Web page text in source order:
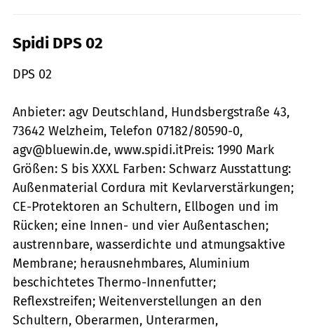
Spidi DPS 02
DPS 02
Anbieter: agv Deutschland, Hundsbergstraße 43,
73642 Welzheim, Telefon 07182/80590-0,
agv@bluewin.de, www.spidi.itPreis: 1990 Mark
Größen: S bis XXXL Farben: Schwarz Ausstattung:
Außenmaterial Cordura mit Kevlarverstärkungen;
CE-Protektoren an Schultern, Ellbogen und im
Rücken; eine Innen- und vier Außentaschen;
austrennbare, wasserdichte und atmungsaktive
Membrane; herausnehmbares, Aluminium
beschichtetes Thermo-Innenfutter;
Reflexstreifen; Weitenverstellungen an den
Schultern, Oberarmen, Unterarmen,